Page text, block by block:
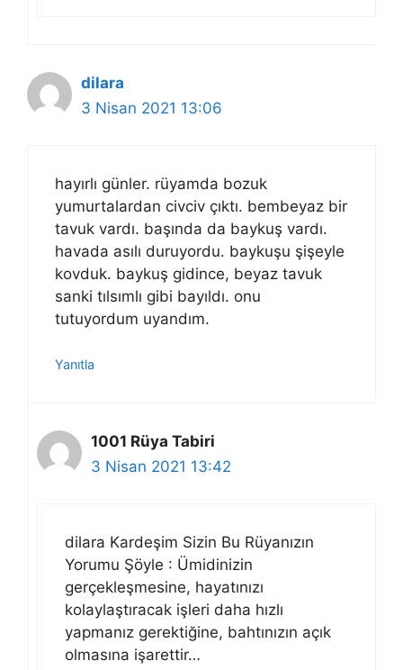
dilara
3 Nisan 2021 13:06
hayırlı günler. rüyamda bozuk
yumurtalardan civciv çıktı. bembeyaz bir
tavuk vardı. başında da baykuş vardı.
havada asılı duruyordu. baykuşu şişeyle
kovduk. baykuş gidince, beyaz tavuk
sanki tılsımlı gibi bayıldı. onu
tutuyordum uyandım.
Yanıtla
1001 Rüya Tabiri
3 Nisan 2021 13:42
dilara Kardeşim Sizin Bu Rüyanızın
Yorumu Şöyle : Ümidinizin
gerçekleşmesine, hayatınızı
kolaylaştıracak işleri daha hızlı
yapmanız gerektiğine, bahtınızın açık
olmasına işarettir…